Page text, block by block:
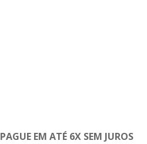
PAGUE EM ATÉ 6X SEM JUROS